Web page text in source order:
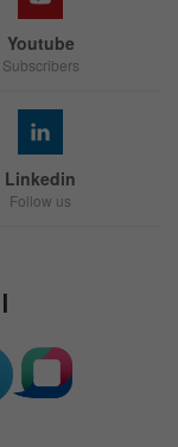
Youtube
Subscribers
Linkedin
Follow us